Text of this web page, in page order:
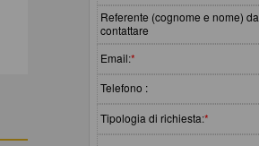
Referente (cognome e nome) da
contattare
Email:*
Telefono :
Tipologia di richiesta:*